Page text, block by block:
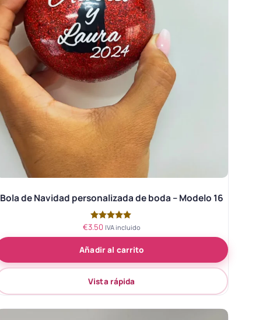
Bola de Navidad personalizada de boda – Modelo 16
Valorado
de 5
€3.50 IVA incluido
Añadir al carrito
Vista rápida